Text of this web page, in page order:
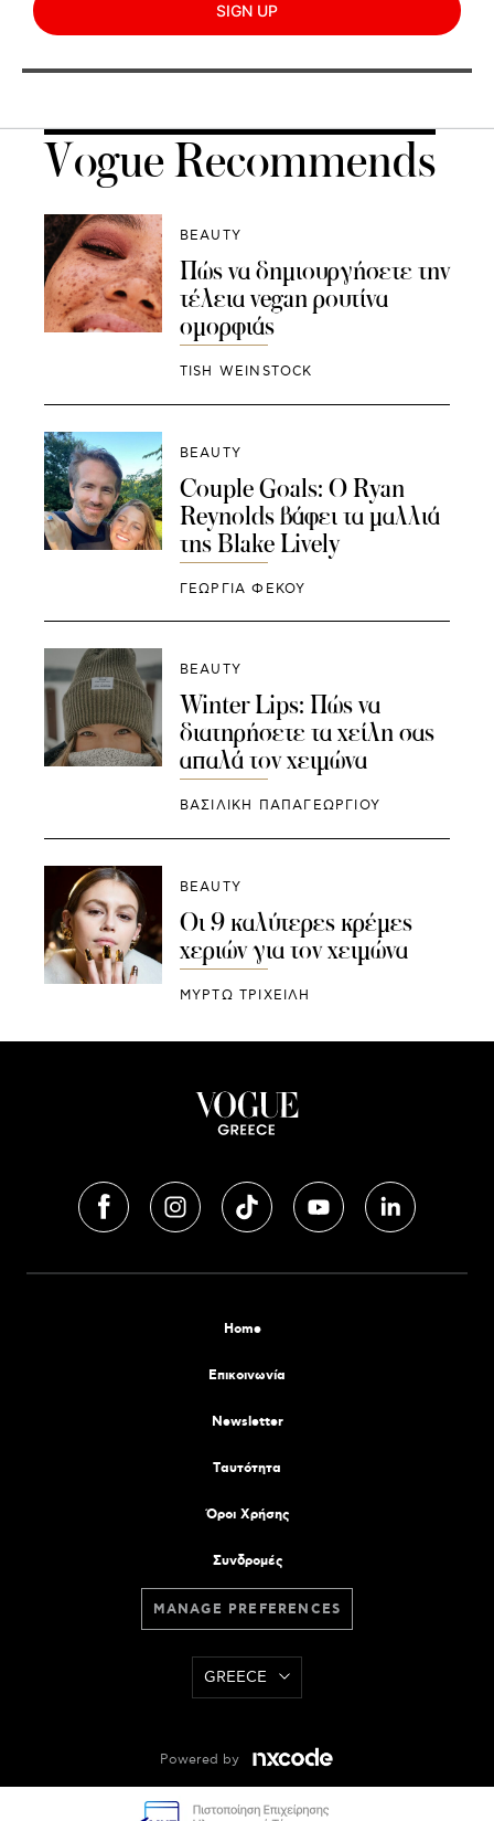
SIGN UP
Vogue Recommends
BEAUTY
Πώς να δημιουργήσετε την
τέλεια vegan ρουτίνα
ομορφιάς
TISH WEINSTOCK
BEAUTY
Couple Goals: Ο Ryan
Reynolds βάφει τα μαλλιά
της Blake Lively
ΓΕΩΡΓΙΑ ΦΕΚΟΥ
BEAUTY
Winter Lips: Πώς να
διατηρήσετε τα χείλη σας
απαλά τον χειμώνα
ΒΑΣΙΛΙΚΗ ΠΑΠΑΓΕΩΡΓΙΟΥ
BEAUTY
Οι 9 καλύτερες κρέμες
χεριών για τον χειμώνα
ΜΥΡΤΩ ΤΡΙΧΕΙΛΗ
Home
Επικοινωνία
Newsletter
Tαυτότητα
Όροι Χρήσης
Συνδρομές
MANAGE PREFERENCES
GREECE
Powered by